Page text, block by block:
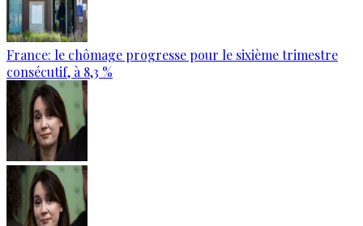
France: le chômage progresse pour le sixième trimestre
consécutif, à 8,3 %